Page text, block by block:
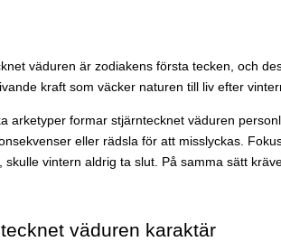
väduren är zodiakens första tecken, och
kraft som väcker naturen till liv efter
arketyper formar stjärntecknet väduren
eller rädsla för att misslyckas.
skulle vintern aldrig ta slut. På samma sätt
väduren karaktär